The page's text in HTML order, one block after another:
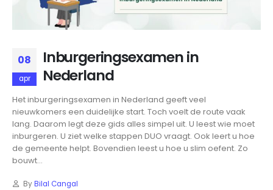
08
apr
Inburgeringsexamen in
Nederland
Het inburgeringsexamen in Nederland geeft veel
nieuwkomers een duidelijke start. Toch voelt de route vaak
lang. Daarom legt deze gids alles simpel uit. U leest wie moet
inburgeren. U ziet welke stappen DUO vraagt. Ook leert u hoe
de gemeente helpt. Bovendien leest u hoe u slim oefent. Zo
bouwt...
ByBilal Cangal